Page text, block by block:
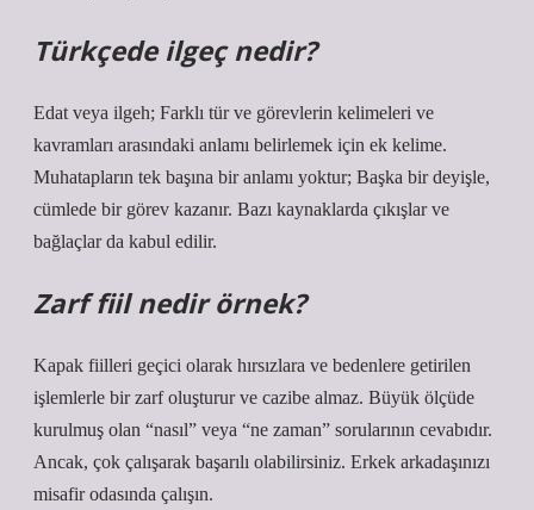
Türkçede ilgeç nedir?
Edat veya ilgeh; Farklı tür ve görevlerin kelimeleri ve
kavramları arasındaki anlamı belirlemek için ek kelime.
Muhatapların tek başına bir anlamı yoktur; Başka bir deyişle,
cümlede bir görev kazanır. Bazı kaynaklarda çıkışlar ve
bağlaçlar da kabul edilir.
Zarf fiil nedir örnek?
Kapak fiilleri geçici olarak hırsızlara ve bedenlere getirilen
işlemlerle bir zarf oluşturur ve cazibe almaz. Büyük ölçüde
kurulmuş olan “nasıl” veya “ne zaman” sorularının cevabıdır.
Ancak, çok çalışarak başarılı olabilirsiniz. Erkek arkadaşınızı
misafir odasında çalışın.